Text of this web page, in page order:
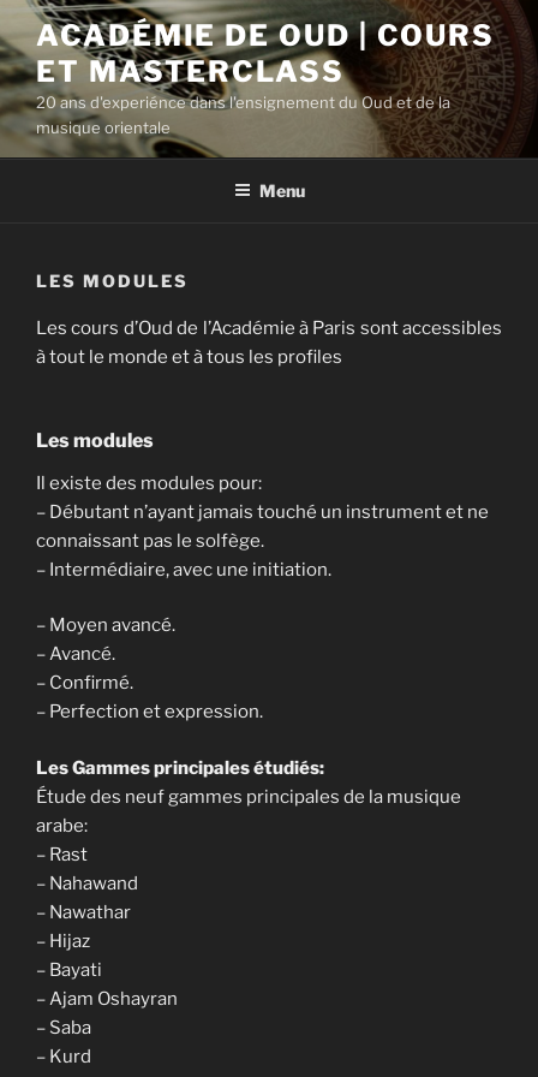
Aller
au
contenu
principal
ACADÉMIE DE OUD | COURS
ET MASTERCLASS
20 ans d'experiénce dans l'ensignement du Oud et de la
musique orientale
Menu
LES MODULES
Les cours d’Oud de l’Académie à Paris sont accessibles
à tout le monde et à tous les profiles
Les modules
Il existe des modules pour:
– Débutant n’ayant jamais touché un instrument et ne
connaissant pas le solfège.
– Intermédiaire, avec une initiation.
– Moyen avancé.
– Avancé.
– Confirmé.
– Perfection et expression.
Les Gammes principales étudiés:
Étude des neuf gammes principales de la musique
arabe:
– Rast
– Nahawand
– Nawathar
– Hijaz
– Bayati
– Ajam Oshayran
– Saba
– Kurd